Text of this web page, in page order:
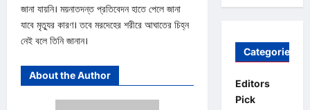
জানা যায়নি। ময়নাতদন্ত প্রতিবেদন হাতে পেলে জানা
যাবে মৃত্যুর কারণ। তবে মরদেহের শরীরে আঘাতের চিহ্ন
নেই বলে তিনি জানান।
About the Author
Categories
Editors
Pick